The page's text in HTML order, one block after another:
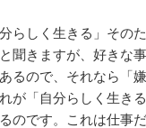
らしく生きる」その
聞きますが、好きな
るので、それなら「
が「自分らしく生き
のです。これは仕事